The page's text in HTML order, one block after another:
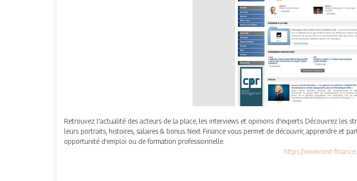
Retrouvez l'actualité des acteurs de la place, les interviews et opinions d'experts. Découvrez les
leurs portraits, histoires, salaires & bonus. Next Finance vous permet de découvrir, apprendre et
opportunité d'emploi ou de formation professionnelle.
https://www.next-